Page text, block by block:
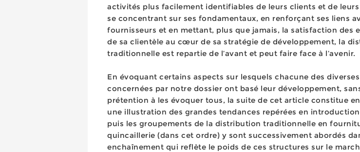
activités plus facilement identifiables de leurs clients et de
se concentrant sur ses fondamentaux, en renforçant ses liens
fournisseurs et en mettant, plus que jamais, la satisfaction des
de sa clientèle au cœur de sa stratégie de développement, la
traditionnelle est repartie de l’avant et peut faire face à l’avenir.
En évoquant certains aspects sur lesquels chacune des
concernées par notre dossier ont basé leur développement,
prétention à les évoquer tous, la suite de cet article constitue
une illustration des grandes tendances repérées en
puis les groupements de la distribution traditionnelle en
quincaillerie (dans cet ordre) y sont successivement abordés
enchaînement qui reflète le poids de ces structures sur le